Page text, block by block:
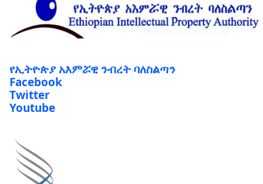
የኢትዮጵያ አእምሯዊ ንብረት ባለስልጣን
Facebook
Twitter
Youtube